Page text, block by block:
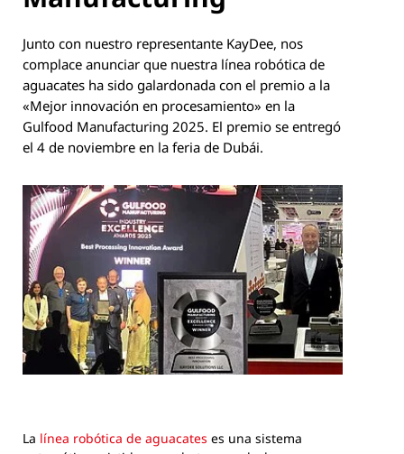
Junto con nuestro representante KayDee, nos
complace anunciar que nuestra línea robótica de
aguacates ha sido galardonada con el premio a la
«Mejor innovación en procesamiento» en la
Gulfood Manufacturing 2025. El premio se entregó
el 4 de noviembre en la feria de Dubái.
La línea robótica de aguacates es una sistema